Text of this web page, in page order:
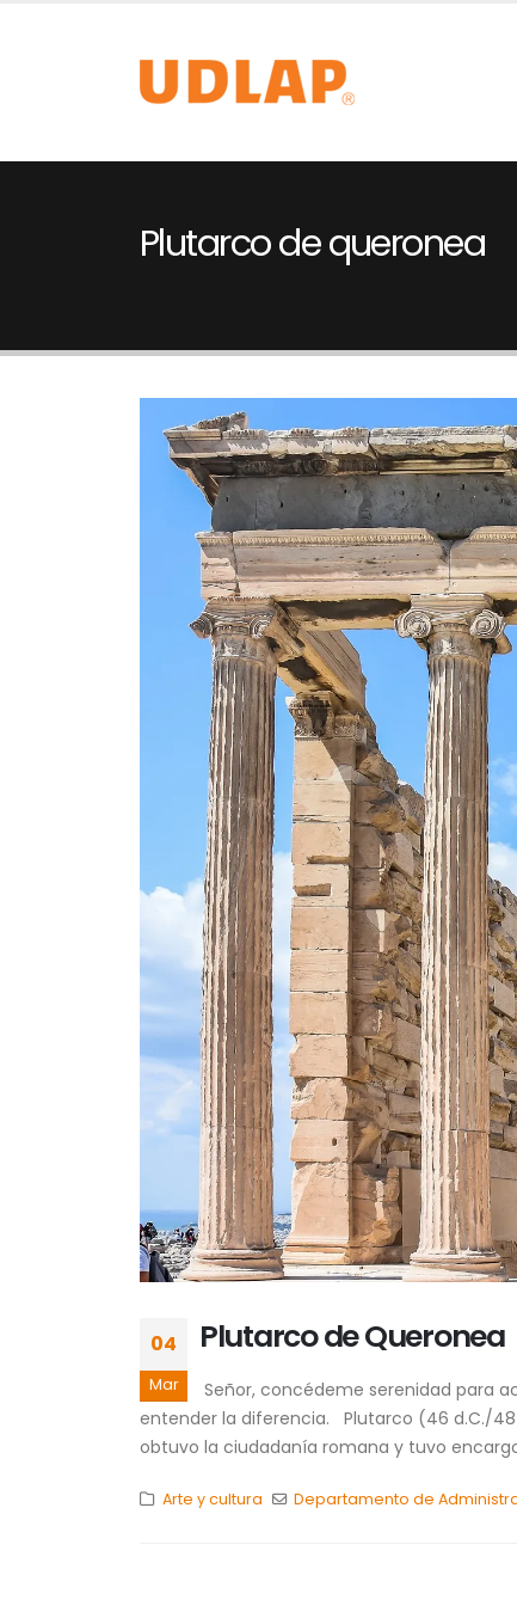
Plutarco de queronea
04
Mar
Plutarco de Queronea
Señor, concédeme serenidad para
entender la diferencia. Plutarco (46 d.C./48
obtuvo la ciudadanía romana y tuvo
Arte y cultura Departamento de